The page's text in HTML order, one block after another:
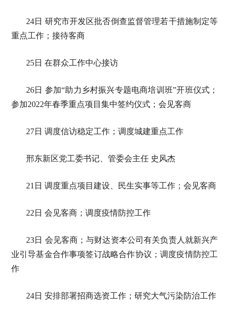
24日 研究市开发区批否倒查监督管理若干措施制定等
重点工作；接待客商
25日 在群众工作中心接访
26日 参加“助力乡村振兴专题电商培训班”开班仪式；
参加2022年春季重点项目集中签约仪式；会见客商
27日 调度信访稳定工作；调度城建重点工作
邢东新区党工委书记、管委会主任 史风杰
21日 调度重点项目建设、民生实事等工作；会见客商
22日 会见客商；调度疫情防控工作
23日 会见客商；与财达资本公司有关负责人就新兴产
业引导基金合作事项签订战略合作协议；调度疫情防控工
作
24日 安排部署招商选资工作；研究大气污染防治工作